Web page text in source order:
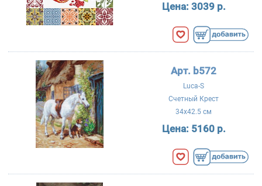
Цена: 3039 р.
Арт. b572
Luca-S
Счетный Крест
34x42.5 см
Цена: 5160 р.